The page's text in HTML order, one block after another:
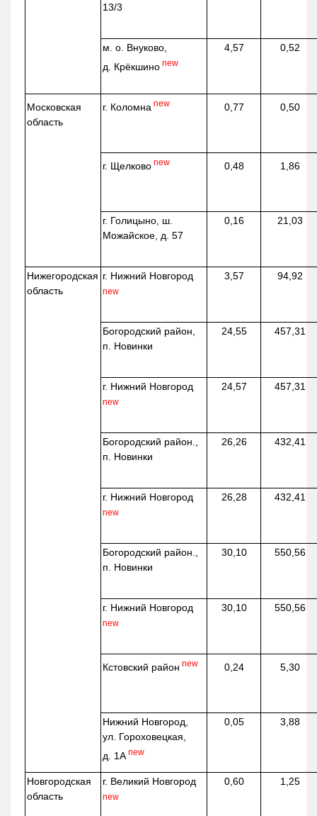
13/3
м. о. Внуково,
д. Крёкшино new
4,57 0,52
Московская
область
г. Коломна new 0,77 0,50
г. Щелково new 0,48 1,86
г. Голицыно, ш.
Можайское, д. 57
0,16 21,03
Нижегородская
область
г. Нижний Новгород
new
3,57 94,92
Богородский район,
п. Новинки
24,55 457,31
г. Нижний Новгород
new
24,57 457,31
Богородский район.,
п. Новинки
26,26 432,41
г. Нижний Новгород
new
26,28 432,41
Богородский район.,
п. Новинки
30,10 550,56
г. Нижний Новгород
new
30,10 550,56
Кстовский район new 0,24 5,30
Нижний Новгород,
ул. Гороховецкая,
д. 1А new
0,05 3,88
Новгородская
область
г. Великий Новгород
new
0,60 1,25